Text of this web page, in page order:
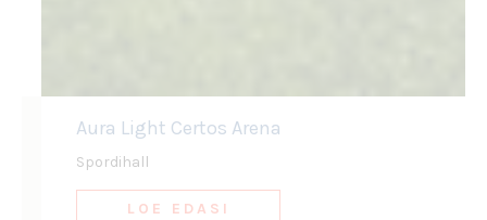
Aura Light Certos Arena
Spordihall
LOE EDASI